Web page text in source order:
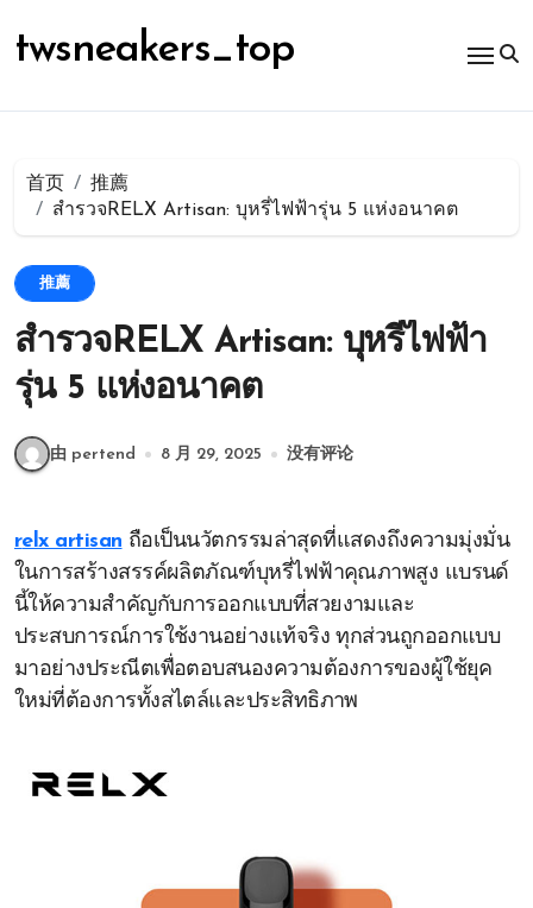
容
twsneakers_top
首页
推薦
สำรวจRELX Artisan: บุหรี่ไฟฟ้ารุ่น 5 แห่งอนาคต
推薦
สำรวจRELX Artisan: บุหรี่ไฟฟ้า
รุ่น 5 แห่งอนาคต
由 pertend 8 月 29, 2025 没有评论
relx artisan ถือเป็นนวัตกรรมล่าสุดที่แสดงถึงความมุ่งมั่น
ในการสร้างสรรค์ผลิตภัณฑ์บุหรี่ไฟฟ้าคุณภาพสูง แบรนด์
นี้ให้ความสำคัญกับการออกแบบที่สวยงามและ
ประสบการณ์การใช้งานอย่างแท้จริง ทุกส่วนถูกออกแบบ
มาอย่างประณีตเพื่อตอบสนองความต้องการของผู้ใช้ยุค
ใหม่ที่ต้องการทั้งสไตล์และประสิทธิภาพ